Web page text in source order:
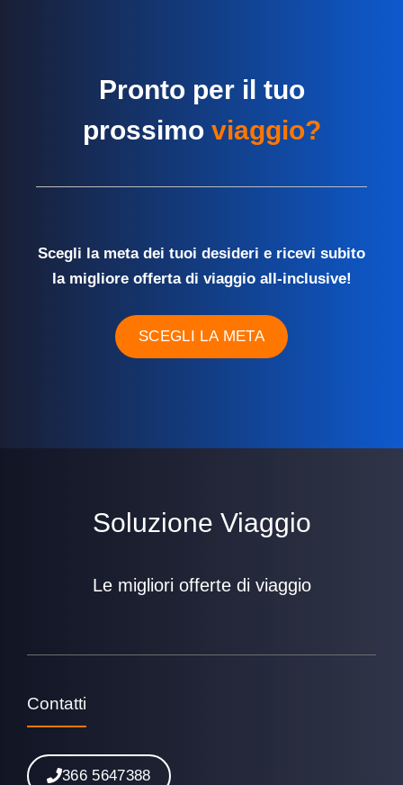
Pronto per il tuo
prossimo viaggio?
Scegli la meta dei tuoi desideri e ricevi subito
la migliore offerta di viaggio all-inclusive!
SCEGLI LA META
Soluzione Viaggio
Le migliori offerte di viaggio
Contatti
366 5647388